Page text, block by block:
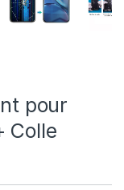
pour
Colle